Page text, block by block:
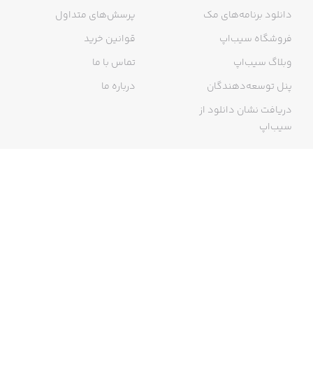
دانلود برنامه‌های مک
فروشگاه سیب‌اپ
وبلاگ سیب‌اپ
پنل توسعه‌دهندگان
دریافت نشان دانلود از
سیب‌اپ
پرسش‌های متداول
قوانین خرید
تماس با ما
درباره ما